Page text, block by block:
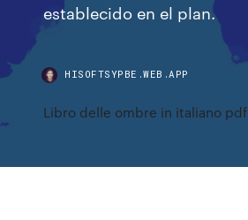
establecido en el plan.
HISOFTSYPBE.WEB.APP
Libro delle ombre in italiano pdf